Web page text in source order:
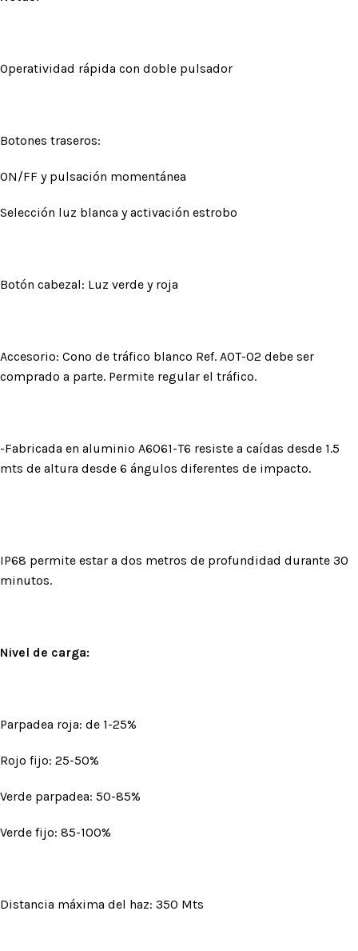
Operatividad rápida con doble pulsador
Botones traseros:
ON/FF y pulsación momentánea
Selección luz blanca y activación estrobo
Botón cabezal: Luz verde y roja
Accesorio: Cono de tráfico blanco Ref. AOT-02 debe ser
comprado a parte. Permite regular el tráfico.
-Fabricada en aluminio A6061-T6 resiste a caídas desde 1.5
mts de altura desde 6 ángulos diferentes de impacto.
IP68 permite estar a dos metros de profundidad durante 30
minutos.
Nivel de carga:
Parpadea roja: de 1-25%
Rojo fijo: 25-50%
Verde parpadea: 50-85%
Verde fijo: 85-100%
Distancia máxima del haz: 350 Mts